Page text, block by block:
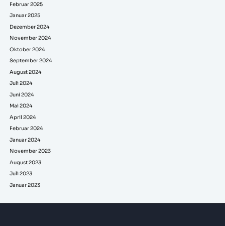
Februar 2025
Januar 2025
Dezember 2024
November 2024
Oktober 2024
September 2024
August 2024
Juli 2024
Juni 2024
Mai 2024
April 2024
Februar 2024
Januar 2024
November 2023
August 2023
Juli 2023
Januar 2023